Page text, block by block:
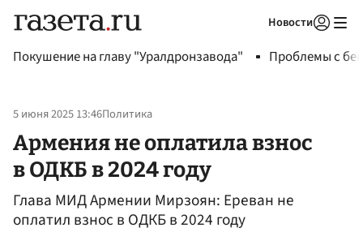
Новости
Покушение на главу "Уралдронзавода" Проблемы с
5 июня 2025 13:46Политика
Армения не оплатила взнос
в ОДКБ в 2024 году
Глава МИД Армении Мирзоян: Ереван не
оплатил взнос в ОДКБ в 2024 году